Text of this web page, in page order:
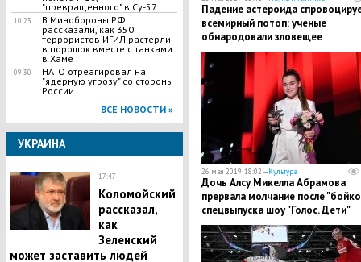
"превращенного" в Су-57
10:23
В Минобороны РФ
рассказали, как 350
террористов ИГИЛ растерли
в порошок вместе с танками
в Хаме
09:30
НАТО отреагировал на
"ядерную угрозу" со стороны
России
ВСЕ НОВОСТИ »
УКРАИНА
17:47
Коломойский
рассказал,
как
Зеленский
может заставить людей
Падение астероида
всемирный потоп: ученые
обнародовали зловещее
предсказание Ванги
26 мая 2019, 18:02 —Культура
Дочь Алсу Микелла Абрамова
прервала молчание после
спецвыпуска шоу "Голос. Дети"